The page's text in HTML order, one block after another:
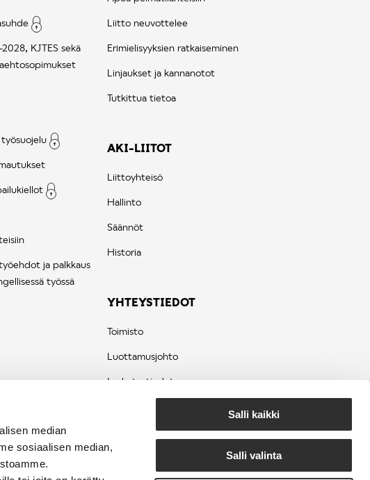
median
sosiaalisen median,
Salli kaikki
Salli valinta
KJTES sekä
ja palkkaus
työssä
Liitto neuvottelee
Erimielisyyksien ratkaiseminen
Linjaukset ja kannanotot
Tutkittua tietoa
AKI-LIITOT
Liittoyhteisö
Hallinto
Säännöt
Historia
YHTEYSTIEDOT
Toimisto
Luottamusjohto
Laskutustiedot